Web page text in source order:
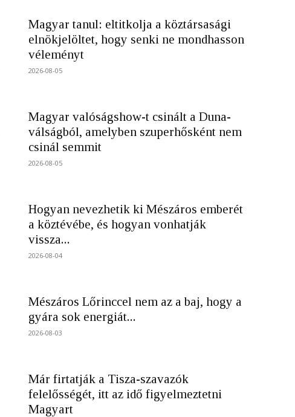
Magyar tanul: eltitkolja a köztársasági
elnökjelöltet, hogy senki ne mondhasson
véleményt
2026-08-05
Magyar valóságshow-t csinált a Duna-
válságból, amelyben szuperhősként nem
csinál semmit
2026-08-05
Hogyan nevezhetik ki Mészáros emberét
a köztévébe, és hogyan vonhatják
vissza...
2026-08-04
Mészáros Lőrinccel nem az a baj, hogy a
gyára sok energiát...
2026-08-03
Már firtatják a Tisza-szavazók
felelősségét, itt az idő figyelmeztetni
Magyart